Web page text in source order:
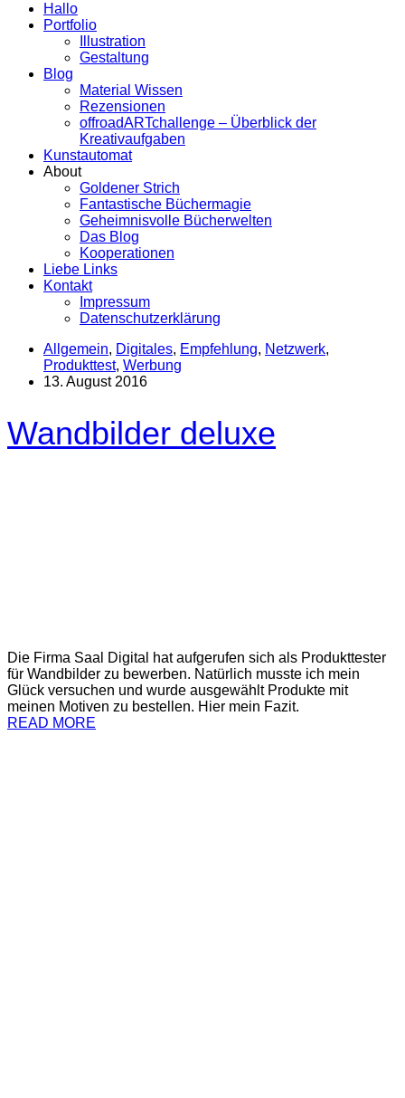
Hallo
Portfolio
Illustration
Gestaltung
Blog
Material Wissen
Rezensionen
offroadARTchallenge – Überblick der
Kreativaufgaben
Kunstautomat
About
Goldener Strich
Fantastische Büchermagie
Geheimnisvolle Bücherwelten
Das Blog
Kooperationen
Liebe Links
Kontakt
Impressum
Datenschutzerklärung
Allgemein, Digitales, Empfehlung, Netzwerk,
Produkttest, Werbung
13. August 2016
Wandbilder deluxe
Die Firma Saal Digital hat aufgerufen sich als Produkttester
für Wandbilder zu bewerben. Natürlich musste ich mein
Glück versuchen und wurde ausgewählt Produkte mit
meinen Motiven zu bestellen. Hier mein Fazit.
READ MORE